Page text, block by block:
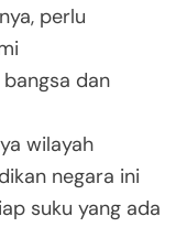
perlu
dan
wilayah
negara ini
suku yang ada